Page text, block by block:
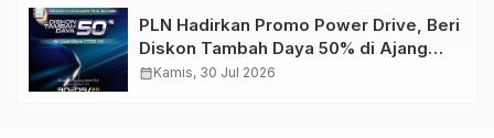
PLN Hadirkan Promo Power Drive, Beri
Diskon Tambah Daya 50% di Ajang
GIIAS 2026
calendar_monthKamis, 30 Jul 2026